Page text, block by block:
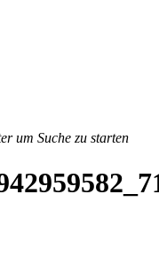
um Suche zu starten